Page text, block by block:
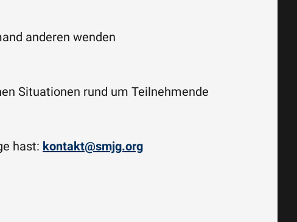
anderen wenden
Situationen rund um Teilnehmende
hast: kontakt@smjg.org